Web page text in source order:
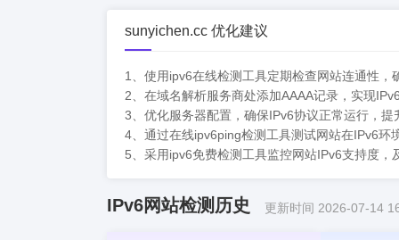
sunyichen.cc 优化建议
1、使用ipv6在线检测工具定期检查网站连通性，
2、在域名解析服务商处添加AAAA记录，实现
3、优化服务器配置，确保IPv6协议正常运行，提
4、通过在线ipv6ping检测工具测试网站在IPv6环
5、采用ipv6免费检测工具监控网站IPv6支持度，
IPv6网站检测历史 更新时间 2026-07-14